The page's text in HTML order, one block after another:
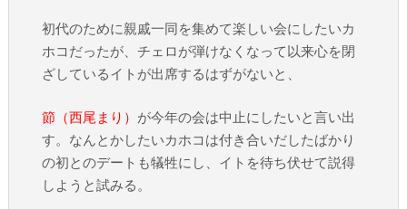
初代のために親戚一同を集めて楽しい会にしたいカ
ホコだったが、チェロが弾けなくなって以来心を閉
ざしているイトが出席するはずがないと、
節（西尾まり） が今年の会は中止にしたいと言い出
す。なんとかしたいカホコは付き合いだしたばかり
の初とのデートも犠牲にし、イトを待ち伏せて説得
しようと試みる。